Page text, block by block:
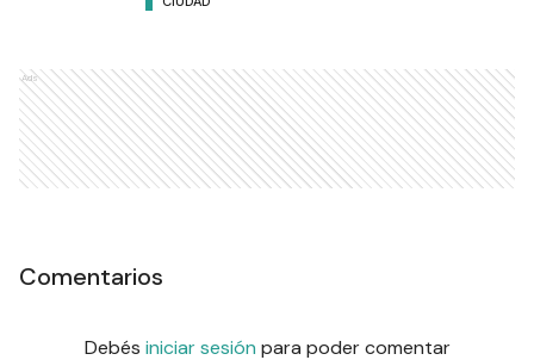
Ads
Comentarios
Debés iniciar sesión para poder comentar